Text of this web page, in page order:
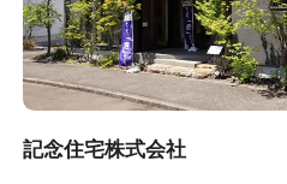
記念住宅株式会社